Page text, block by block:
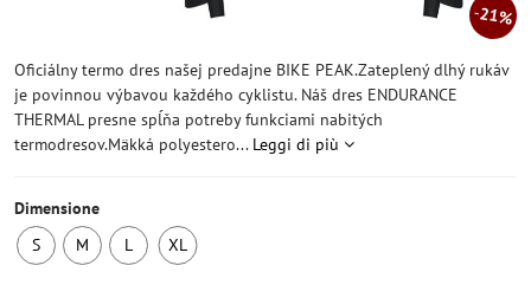
21%
Oficiálny termo dres našej predajne BIKE PEAK.Zateplený dlhý rukáv
je povinnou výbavou každého cyklistu. Náš dres ENDURANCE
THERMAL presne spĺňa potreby funkciami nabitých
termodresov.Mäkká polyestero... Leggi di più
Dimensione
S
M
L
XL